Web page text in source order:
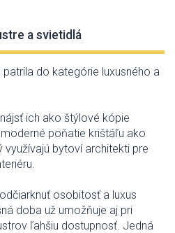
a svietidlá
do kategórie luxusného a
ich ako štýlové kópie
poňatie krištáľu ako
využívajú bytoví architekti pre
osobitosť a luxus
doba už umožňuje aj pri
ľahšiu dostupnosť. Jedná